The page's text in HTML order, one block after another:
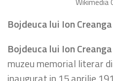
Bojdeuca lui Ion Creanga
Bojdeuca lui Ion Creanga
muzeu memorial literar